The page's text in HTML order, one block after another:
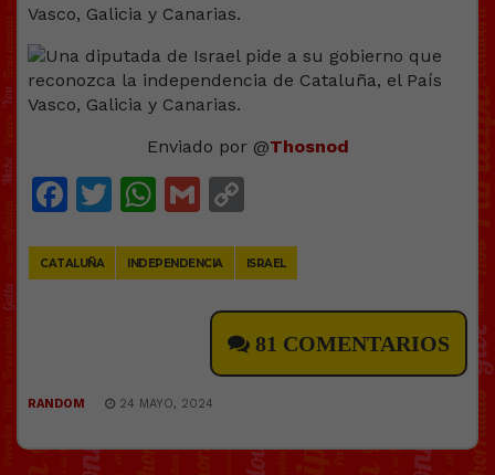
Enviado por @Thosnod
Facebook
Twitter
WhatsApp
Gmail
CATALUÑA INDEPENDENCIA ISRAEL
81 COMENTARIOS
RANDOM 24 MAYO, 2024